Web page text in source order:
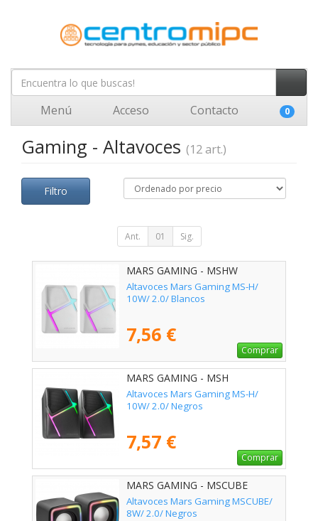
Menú Acceso Contacto 0
Gaming - Altavoces (12 art.)
Filtro
Ant. 01 Sig.
MARS GAMING - MSHW
Altavoces Mars Gaming MS-H/
10W/ 2.0/ Blancos
7,56 €
Comprar
MARS GAMING - MSH
Altavoces Mars Gaming MS-H/
10W/ 2.0/ Negros
7,57 €
Comprar
MARS GAMING - MSCUBE
Altavoces Mars Gaming MSCUBE/
8W/ 2.0/ Negros